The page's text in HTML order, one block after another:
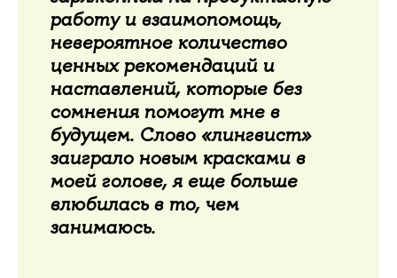
работу и взаимопомощь,
невероятное количество
ценных рекомендаций и
наставлений, которые без
сомнения помогут мне в
будущем. Слово «лингвист»
заиграло новым красками в
моей голове, я еще больше
влюбилась в то, чем
занимаюсь.